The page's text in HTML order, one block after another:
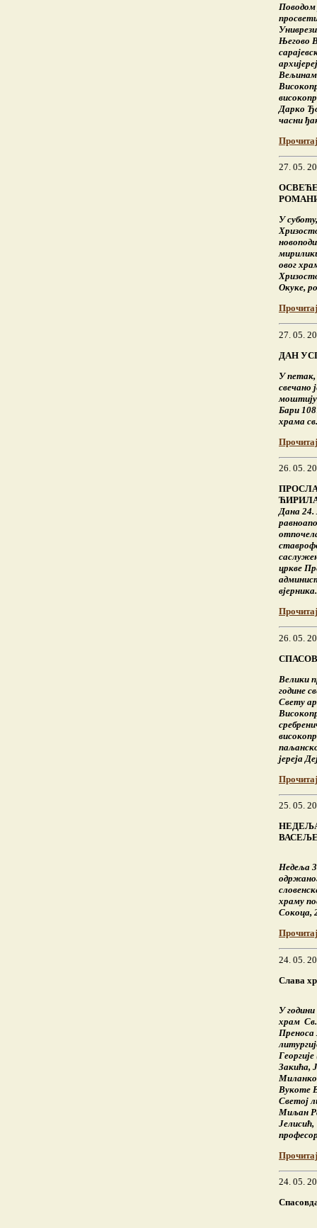
Поводом
Његово
Дарко
часни
27. 05.
У
овог
Окуке,
27. 05.
ДАН
У петак,
свечано
моштију
Бари
храма
26. 05.
Дана 24.
цркве
26. 05.
Велики
године
Свету
јереја
25. 05.
Недеља
храму
Сокоца,
24. 05.
Слава
У
храм Св.
Закића,
Вукоте
Светој
Миљан
24. 05.